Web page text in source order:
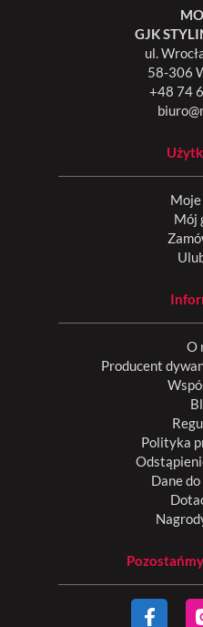
GJK
ul.
58-306
+48 74
Mój
O
Producent
Polityka
Dane